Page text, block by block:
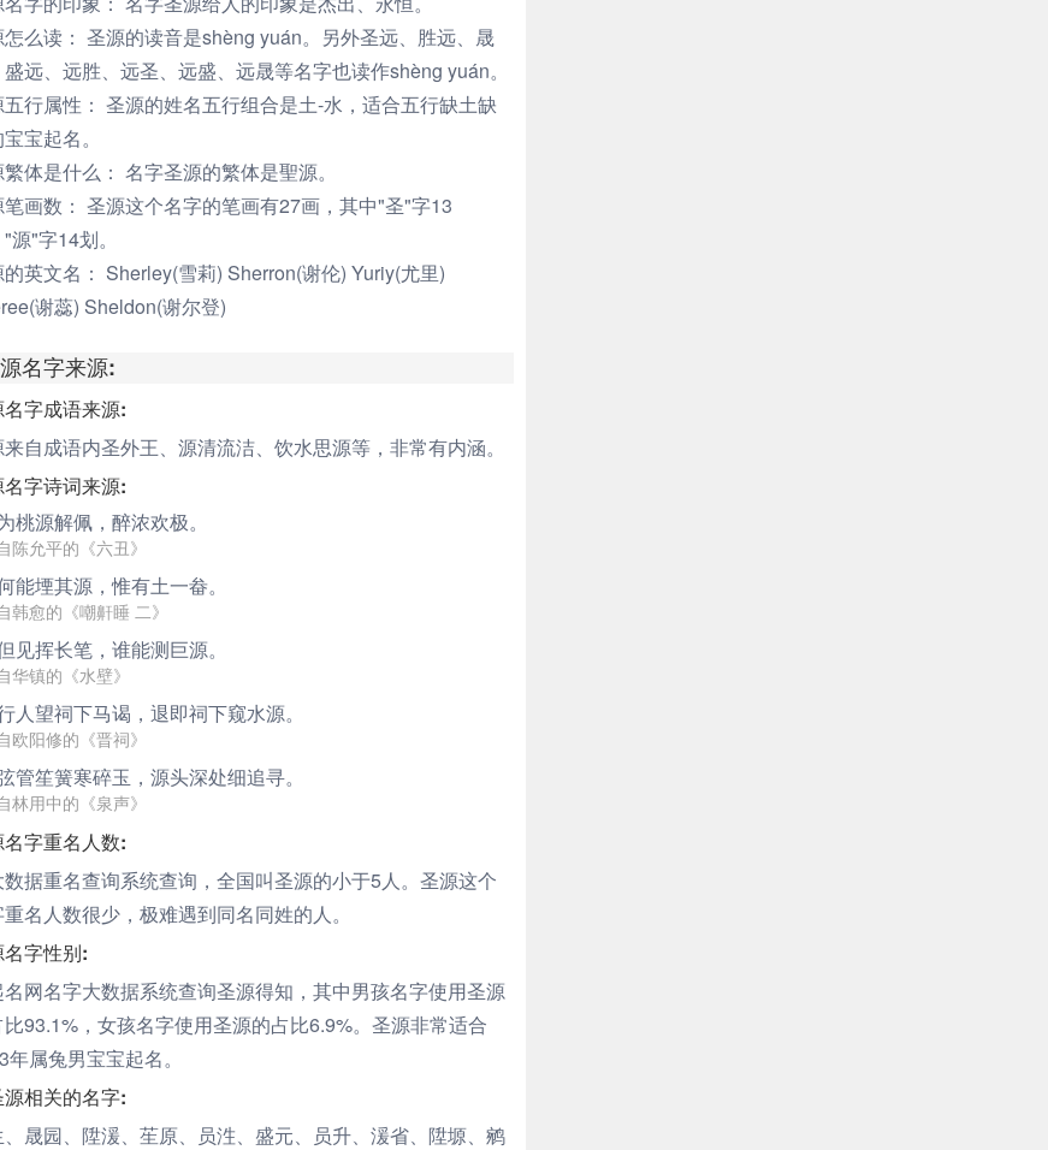
么读： 圣源的读音是shèng yuán。另外圣远、胜远、晟
远、远胜、远圣、远盛、远晟等名字也读作shèng yuán。
行属性： 圣源的姓名五行组合是土-水，适合五行缺土缺
宝起名。
体是什么： 名字圣源的繁体是聖源。
画数： 圣源这个名字的笔画有27画，其中"圣"字13
源"字14划。
英文名： Sherley(雪莉) Sherron(谢伦) Yuriy(尤里)
谢蕊) Sheldon(谢尔登)
名字来源:
字成语来源:
自成语内圣外王、源清流洁、饮水思源等，非常有内涵。
字诗词来源:
桃源解佩，醉浓欢极。
陈允平的《六丑》
能堙其源，惟有土一畚。
韩愈的《嘲鼾睡 二》
见挥长笔，谁能测巨源。
华镇的《水壁》
人望祠下马谒，退即祠下窥水源。
欧阳修的《晋祠》
管笙簧寒碎玉， 源头深处细追寻。
林用中的《泉声》
字重名人数:
据重名查询系统查询，全国叫圣源的小于5人。圣源这个
名人数很少，极难遇到同名同姓的人。
字性别:
网名字大数据系统查询圣源得知，其中男孩名字使用圣源
比93.1%，女孩名字使用圣源的占比6.9%。圣源非常适合
年属兔男宝宝起名。
相关的名字:
晟园、陞湲、苼原、员泩、盛元、员升、湲省、陞塬、鹓